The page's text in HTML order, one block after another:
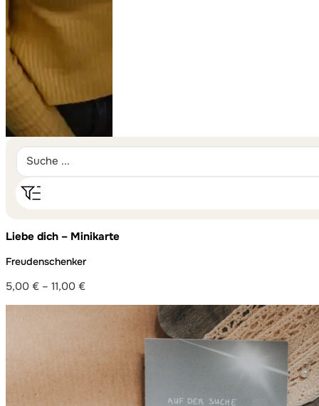
Liebe dich – Minikarte
Freudenschenker
5,00 € – 11,00 €